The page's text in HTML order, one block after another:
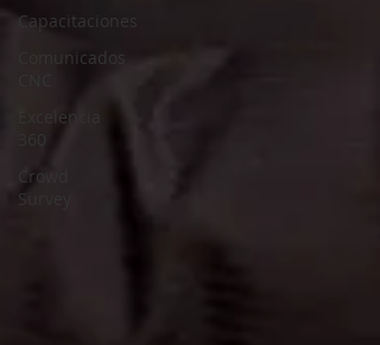
Capacitaciones
Comunicados
Excelencia
Crowd
Survey